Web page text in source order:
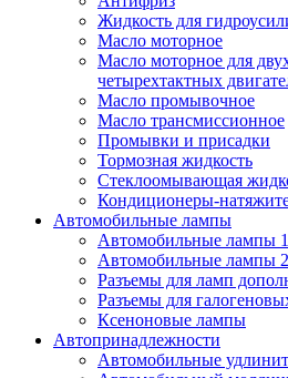
Жидкость для
Масло моторное
Масло моторное для
четырехтактных
Масло промывочное
Масло трансмиссионное
Промывки и присадки
Тормозная жидкость
Стеклоомывающая
Кондиционеры-
Автомобильные лампы
Автомобильные лампы
Автомобильные лампы
Разъемы для ламп
Разъемы для
Ксеноновые лампы
Автопринадлежности
Автомобильные